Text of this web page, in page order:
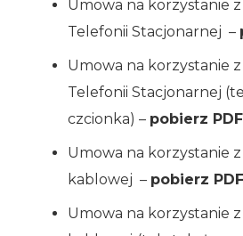
Umowa na korzystanie
Telefonii Stacjonarnej –
Umowa na korzystanie
Telefonii Stacjonarnej
czcionka) – pobierz PDF
Umowa na korzystanie
kablowej – pobierz PDF
Umowa na korzystanie